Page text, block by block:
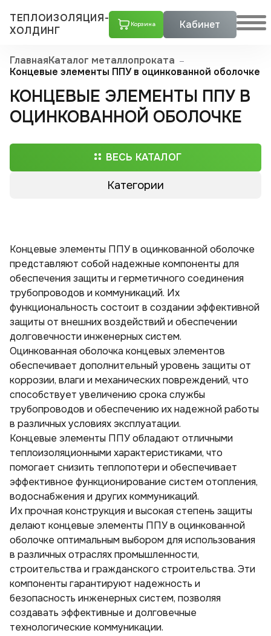
ТЕПЛОИЗОЛЯЦИЯ-
ХОЛДИНГ
Корзина Кабинет
ГлавнаяКаталог металлопроката
Концевые элементы ППУ в оцинкованной оболочке
КОНЦЕВЫЕ ЭЛЕМЕНТЫ ППУ В
ОЦИНКОВАННОЙ ОБОЛОЧКЕ
ВЕСЬ КАТАЛОГ
Категории
Тройники стальные с шаровым краном воздушника ППУ
Тройники стальные ППУ
Переходы ППУ
Отводы стальные ППУ
Концевые элементы ППУ в оцинкованной оболочке
представляют собой надежные компоненты для
обеспечения защиты и герметичного соединения
трубопроводов и коммуникаций. Их
функциональность состоит в создании эффективной
защиты от внешних воздействий и обеспечении
долговечности инженерных систем.
Оцинкованная оболочка концевых элементов
обеспечивает дополнительный уровень защиты от
коррозии, влаги и механических повреждений, что
способствует увеличению срока службы
трубопроводов и обеспечению их надежной работы
в различных условиях эксплуатации.
Концевые элементы ППУ обладают отличными
теплоизоляционными характеристиками, что
помогает снизить теплопотери и обеспечивает
эффективное функционирование систем отопления,
водоснабжения и других коммуникаций.
Их прочная конструкция и высокая степень защиты
делают концевые элементы ППУ в оцинкованной
оболочке оптимальным выбором для использования
в различных отраслях промышленности,
строительства и гражданского строительства. Эти
компоненты гарантируют надежность и
безопасность инженерных систем, позволяя
создавать эффективные и долговечные
технологические коммуникации.